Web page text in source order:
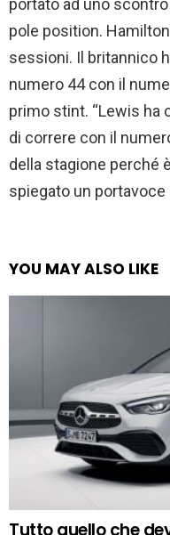
pole position.
sessioni. Il britannico
numero 44 con il
primo stint. “Lewis
di correre con il
della stagione perché
spiegato un portavoce
YOU MAY ALSO LIKE
Tutto quello che